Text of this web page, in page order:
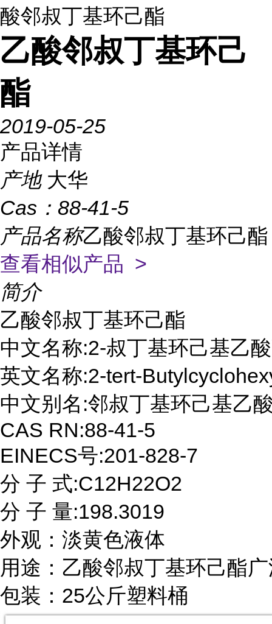
酸邻叔丁基环己酯
乙酸邻叔丁基环己
酯
2019-05-25
产品详情
产地 大华
Cas： 88-41-5
产品名称乙酸邻叔丁基环己酯
查看相似产品 >
简介
乙酸邻叔丁基环己酯
中文名称:2-叔丁基环己基乙
英文名称:2-tert-
中文别名:邻叔丁基环己基乙
CAS RN:88-41-5
EINECS号:201-828-7
分 子 式:C12H22O2
分 子 量:198.3019
外观：淡黄色液体
用途：乙酸邻叔丁基环己酯
包装：25公斤塑料桶